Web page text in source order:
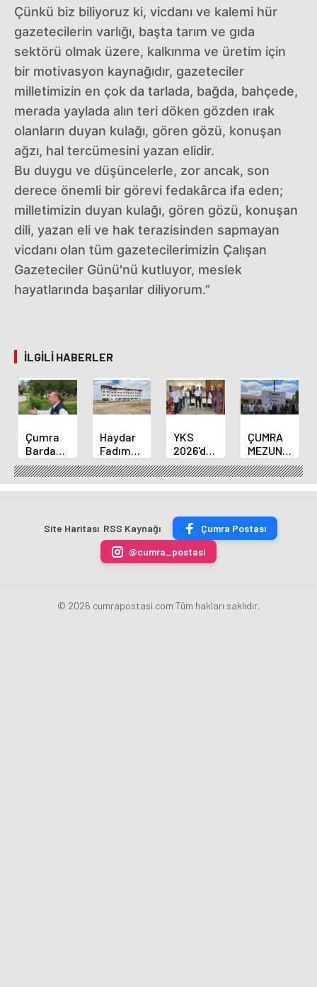
Çünkü biz biliyoruz ki, vicdanı ve kalemi hür
gazetecilerin varlığı, başta tarım ve gıda
sektörü olmak üzere, kalkınma ve üretim için
bir motivasyon kaynağıdır, gazeteciler
milletimizin en çok da tarlada, bağda, bahçede,
merada yaylada alın teri döken gözden ırak
olanların duyan kulağı, gören gözü, konuşan
ağzı, hal tercümesini yazan elidir.
Bu duygu ve düşüncelerle, zor ancak, son
derece önemli bir görevi fedakârca ifa eden;
milletimizin duyan kulağı, gören gözü, konuşan
dili, yazan eli ve hak terazisinden sapmayan
vicdanı olan tüm gazetecilerimizin Çalışan
Gazeteciler Günü'nü kutluyor, meslek
hayatlarında başarılar diliyorum.”
İLGILI HABERLER
Çumra
Bardakçı
Parkında
Yürüyüş
Yolu İçin
Haydar
Fadım
Kocaer
Fen
Lisesi
Gelindi
YKS
2026'da
Derece
Alan
Öğrenciler
İlçe Milli
Eğitim
Müdürünü
Ziyaret
ÇUMRA
MEZUNLAR
İKİNCİ
HAFTASINDA
BİR
ARAYA
GELDİ
Site Haritası RSS Kaynağı
Çumra Postası
@cumra_postasi
© 2026 cumrapostasi.com Tüm hakları saklıdır.